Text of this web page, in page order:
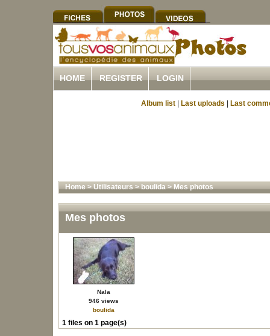
HOME REGISTER LOGIN
Album list Last uploads Last
Home>Utilisateurs>boulida>Mes photos
Mes photos
Nala
946 views
boulida
1 files on 1 page(s)